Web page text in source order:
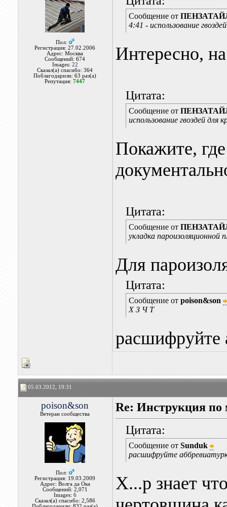
Пол:
Регистрация: 27.02.2006
Адрес: Москва
Сообщений: 674
Images: 22
Сказал(а) спасибо: 364
Поблагодарили: 63 раз(а)
Репутация:7447
Сообщение от
4:41 - использование
Интересно,
Цитата:
Сообщение от
использование гвоздей для
Покажите,
Цитата:
Сообщение от
укладка пароизоляционной
Для
Цитата:
Сообщение от poison&son
Х З Ч Т
расшифруйте
05.03.2012, 19:31
poison&son
Ветеран сообщества
Пол:
Регистрация: 19.03.2009
Адрес: Волга да Ока
Сообщений: 2,071
Images: 6
Сказал(а) спасибо: 2,586
Re: Инструкция
Цитата:
Сообщение от Sunduk
расшифруйте
Х...р знает